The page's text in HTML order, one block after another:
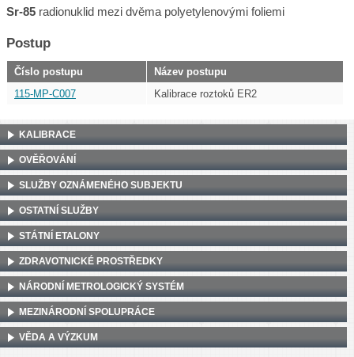
Sr-85 radionuklid mezi dvěma polyetylenovými foliemi
Postup
Číslo postupu
Název postupu
115-MP-C007
Kalibrace roztoků ER2
KALIBRACE
OVĚŘOVÁNÍ
SLUŽBY OZNÁMENÉHO SUBJEKTU
OSTATNÍ SLUŽBY
STÁTNÍ ETALONY
ZDRAVOTNICKÉ PROSTŘEDKY
NÁRODNÍ METROLOGICKÝ SYSTÉM
MEZINÁRODNÍ SPOLUPRÁCE
VĚDA A VÝZKUM